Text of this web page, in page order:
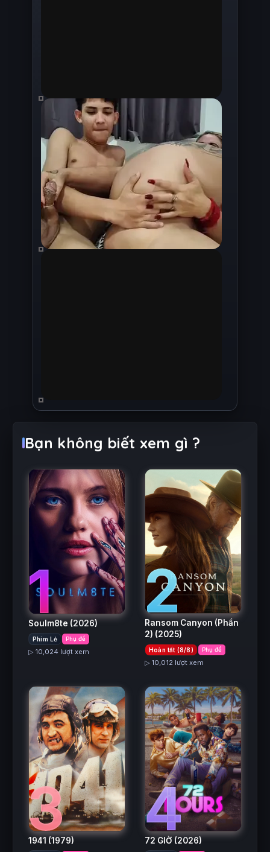
Bạn không biết xem gì ?
1
Soulm8te (2026)
Phim Lẻ Phụ đề
▷ 10,024 lượt xem
2
Ransom Canyon (Phần
2) (2025)
Hoàn tất (8/8) Phụ đề
▷ 10,012 lượt xem
3
1941 (1979) 4
72 GIỜ (2026)